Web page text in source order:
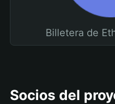
Billetera de
Socios del